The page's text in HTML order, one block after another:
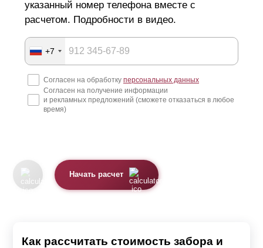
указанный номер телефона вместе с
расчетом. Подробности в видео.
+7
Согласен на обработку персональных данных
Согласен на получение информации
и рекламных предложений (сможете отказаться в любое
время)
Начать расчет
Как рассчитать стоимость забора и